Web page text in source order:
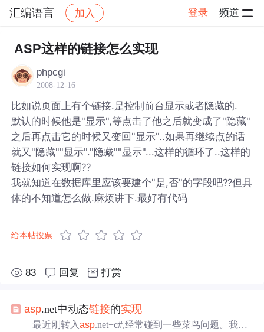
汇编语言 加入 登录 频道
社区 汇编语言 帖子详情
ASP这样的链接怎么实现
phpcgi
2008-12-16
比如说页面上有个链接.是控制前台显示或者隐藏的.
默认的时候他是"显示",等点击了他之后就变成了"隐藏"
之后再点击它的时候又变回"显示"..如果再继续点的话
就又"隐藏""显示"."隐藏""显示"...这样的循环了..这样的
链接如何实现啊??
我就知道在数据库里应该要建个"是,否"的字段吧??但具
体的不知道怎么做.麻烦讲下.最好有代码
给本帖投票
83 回复 打赏
asp.net中动态链接的实现
最近刚转入asp.net+c#,经常碰到一些菜鸟问题。我相